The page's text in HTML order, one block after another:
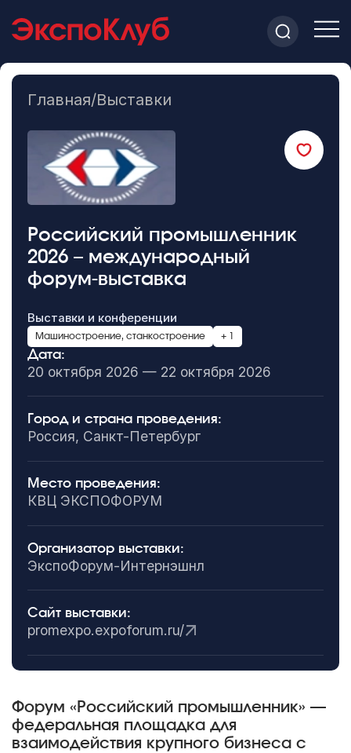
Главная/Выставки
Российский промышленник
2026 – международный
форум-выставка
Выставки и конференции
Машиностроение, станкостроение + 1
Дата:
20 октября 2026 — 22 октября 2026
Город и страна проведения:
Россия, Санкт-Петербург
Место проведения:
КВЦ ЭКСПОФОРУМ
Организатор выставки:
ЭкспоФорум-Интернэшнл
Сайт выставки:
promexpo.expoforum.ru/
Форум «Российский промышленник» —
федеральная площадка для
взаимодействия крупного бизнеса с